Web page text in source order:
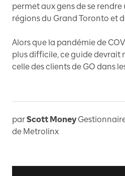
permet aux gens de se
régions du Grand Toronto et
Alors que la pandémie de
plus difficile, ce guide
celle des clients de GO dans
parScott Money
de Metrolinx